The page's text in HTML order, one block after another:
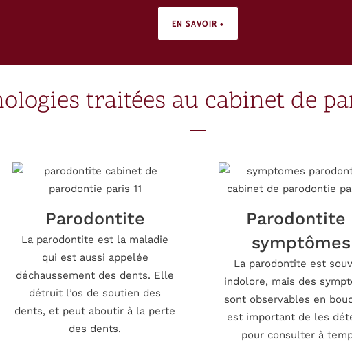
EN SAVOIR +
traitées au cabinet de
Parodontite
La parodontite est la maladie
qui est aussi appelée
déchaussement des dents. Elle
détruit l’os de soutien des
dents, et peut aboutir à la perte
des dents.
Parodontite
symptômes
La parodontite est
indolore, mais des
sont observables en
est important de les
pour consulter à